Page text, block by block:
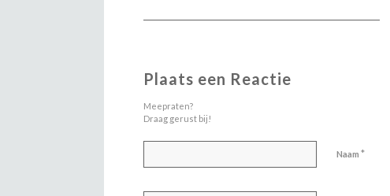
Plaats een Reactie
Meepraten?
Draag gerust bij!
Naam *